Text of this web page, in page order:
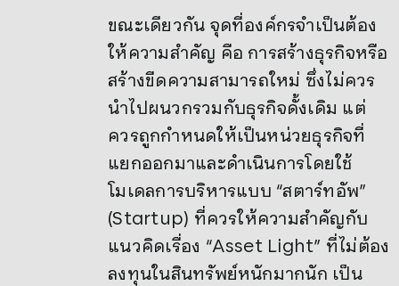
ขณะเดียวกัน จุดที่องค์กรจำเป็นต้อง
ให้ความสำคัญ คือ การสร้างธุรกิจหรือ
สร้างขีดความสามารถใหม่ ซึ่งไม่ควร
นำไปผนวกรวมกับธุรกิจดั้งเดิม แต่
ควรถูกกำหนดให้เป็นหน่วยธุรกิจที่
แยกออกมาและดำเนินการโดยใช้
โมเดลการบริหารแบบ “สตาร์ทอัพ”
(Startup) ที่ควรให้ความสำคัญกับ
แนวคิดเรื่อง “Asset Light” ที่ไม่ต้อง
ลงทุนในสินทรัพย์หนักมากนัก เป็น